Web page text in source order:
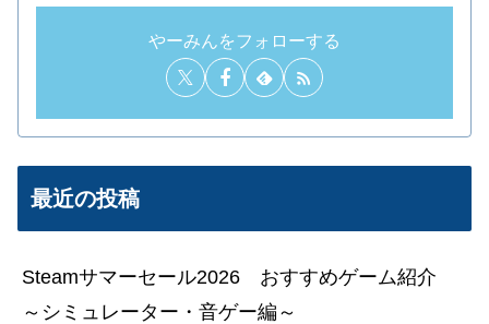
やーみんをフォローする
最近の投稿
Steamサマーセール2026 おすすめゲーム紹介
～シミュレーター・音ゲー編～